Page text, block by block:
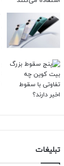
تبلیغات